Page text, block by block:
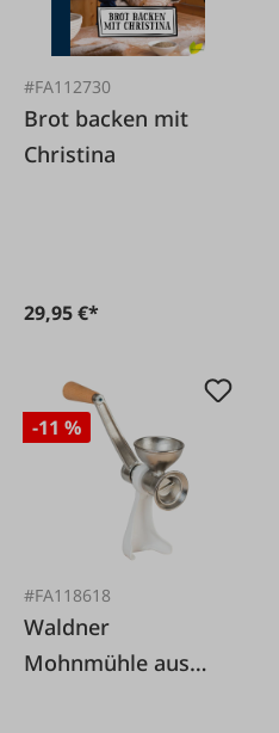
#FA112730
Brot backen mit
Christina
29,95 €*
-11 %
#FA118618
Waldner
Mohnmühle aus